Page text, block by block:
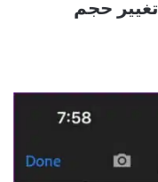
تغيير حجم